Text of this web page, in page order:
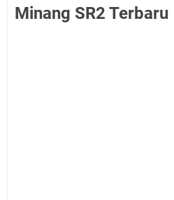
Minang SR2 Terbaru